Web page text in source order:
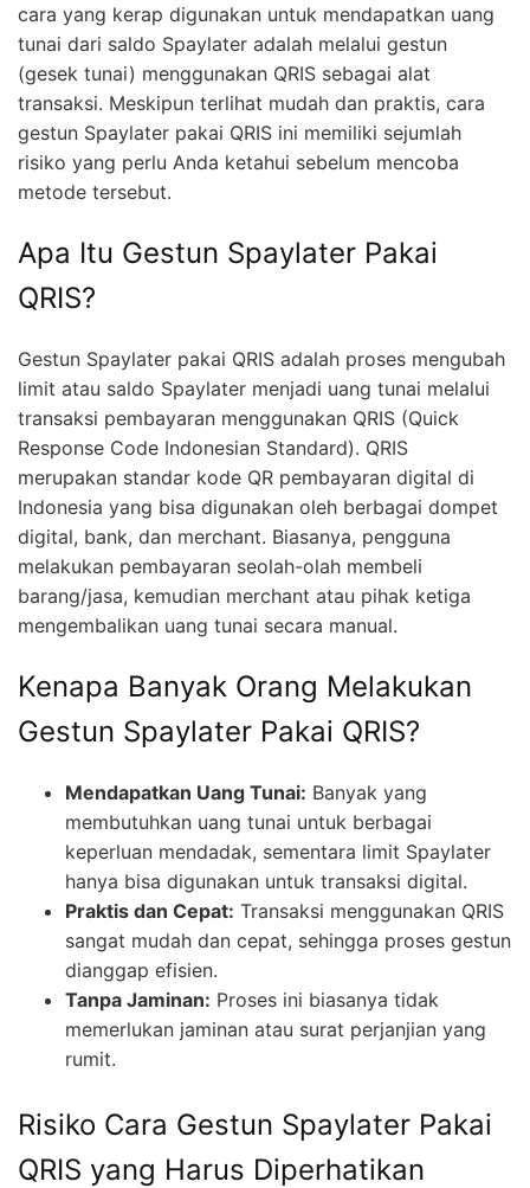
cara yang kerap digunakan untuk mendapatkan uang
tunai dari saldo Spaylater adalah melalui gestun
(gesek tunai) menggunakan QRIS sebagai alat
transaksi. Meskipun terlihat mudah dan praktis, cara
gestun Spaylater pakai QRIS ini memiliki sejumlah
risiko yang perlu Anda ketahui sebelum mencoba
metode tersebut.
Apa Itu Gestun Spaylater Pakai
QRIS?
Gestun Spaylater pakai QRIS adalah proses mengubah
limit atau saldo Spaylater menjadi uang tunai melalui
transaksi pembayaran menggunakan QRIS (Quick
Response Code Indonesian Standard). QRIS
merupakan standar kode QR pembayaran digital di
Indonesia yang bisa digunakan oleh berbagai dompet
digital, bank, dan merchant. Biasanya, pengguna
melakukan pembayaran seolah-olah membeli
barang/jasa, kemudian merchant atau pihak ketiga
mengembalikan uang tunai secara manual.
Kenapa Banyak Orang Melakukan
Gestun Spaylater Pakai QRIS?
Mendapatkan Uang Tunai: Banyak yang
membutuhkan uang tunai untuk berbagai
keperluan mendadak, sementara limit Spaylater
hanya bisa digunakan untuk transaksi digital.
Praktis dan Cepat: Transaksi menggunakan QRIS
sangat mudah dan cepat, sehingga proses gestun
dianggap efisien.
Tanpa Jaminan: Proses ini biasanya tidak
memerlukan jaminan atau surat perjanjian yang
rumit.
Risiko Cara Gestun Spaylater Pakai
QRIS yang Harus Diperhatikan